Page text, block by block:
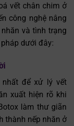
vết chân chim ở
công nghệ nâng
và tình trạng
dưới đây:
nhất để xử lý vết
xuất hiện rõ khi
làm thư giãn
thành nếp nhăn ở